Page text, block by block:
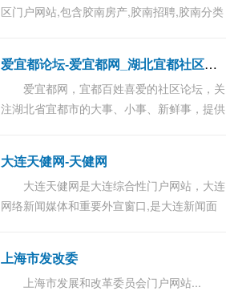
区门户网站,包含胶南房产,胶南招聘,胶南分类
爱
宜都论坛-爱宜都网_湖北宜都社区论坛_服务宜都街坊的交流平台
爱宜都网，宜都百姓喜爱的社区论坛，关
注湖北省宜都市的大事、小事、新鲜事，提供
大连天健网-天健网
大连天健网是大连综合性门户网站，大连
网络新闻媒体和重要外宣窗口,是大连新闻面
物等重...
上海市发改委
上海市发展和改革委员会门户网站...